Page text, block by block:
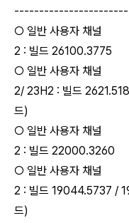
○ 일반 사용자
2 : 빌드 26100.3775
○ 일반 사용자
2/ 23H2 : 빌드
드)
○ 일반 사용자
2 : 빌드
○ 일반 사용자
2 : 빌드 19044.5737
드)